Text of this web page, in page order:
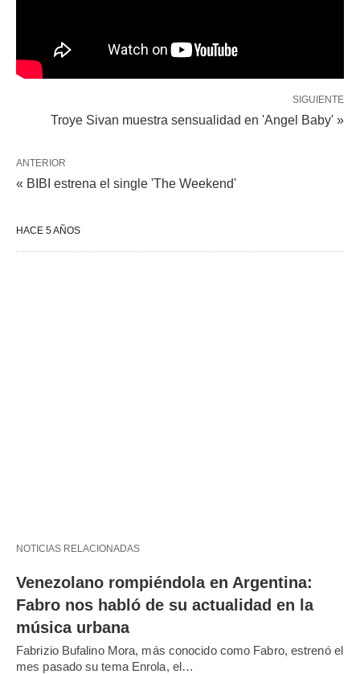
SIGUIENTE
Troye Sivan muestra sensualidad en 'Angel Baby' »
ANTERIOR
« BIBI estrena el single 'The Weekend'
HACE 5 AÑOS
NOTICIAS RELACIONADAS
Venezolano rompiéndola en Argentina:
Fabro nos habló de su actualidad en la
música urbana
Fabrizio Bufalino Mora, más conocido como Fabro, estrenó el
mes pasado su tema Enrola, el…